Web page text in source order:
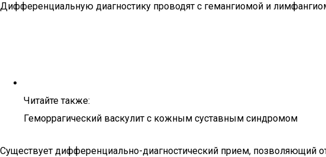
Дифференциальную диагностику проводят с гемангиомой и
Читайте также:
Геморрагический васкулит с кожным суставным синдромом
Существует дифференциально-диагностический прием, позволяющий